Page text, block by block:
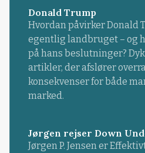
Donald Trump
Hvordan påvirker Donald
egentlig landbruget – og
på hans beslutninger?
artikler, der afslører
konsekvenser for både
marked.
Jørgen rejser Down
Jørgen P. Jensen er